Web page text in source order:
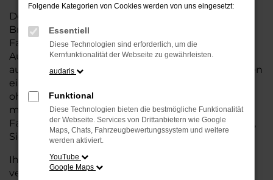
Der VW Touran ist die perfekte Wahl für alle in
Bremervörde, die ein zuverlässiges und modernes
Fahrzeug suchen.Mit seiner erstklassigen
Ausstattung, der niedrigen Laufleistung und der
ausgezeichneten Pflege ist dieser Gebrauchtwagen
eine kostengünstige Alternative zum Neuwagen,
ohne auf Komfort und Qualität verzichten zu
müssen. Ob im Stadtverkehr oder für längere
Fahrten, der Touran überzeugt durch Fahrkomfort,
Sicherheit und Wirtschaftlichkeit.
Ihr VW Autohaus in Bremervörde ist Ihr
vertrauenswürdiger Partner, wenn es um
Folgende Kategorien von Cookies werden von uns eingesetzt:
Essentiell
Diese Technologien sind erforderlich, um die
Kernfunktionalität der Webseite zu gewährleisten.
audaris
Funktional
Diese Technologien bieten die bestmögliche Funktionalität
der Webseite. Services von Drittanbietern wie Google
Maps, Chats, Fahrzeugbewertungssystem und weitere
werden aktiviert.
YouTube
Google Maps